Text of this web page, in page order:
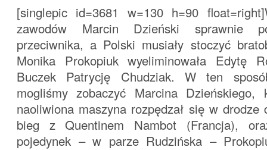
[singlepic id=3681 w=130 h=90
zawodów Marcin Dzieński sprawnie
przeciwnika, a Polski musiały stoczyć
Monika Prokopiuk wyeliminowała Edytę
Buczek Patrycję Chudziak. W ten
mogliśmy zobaczyć Marcina
naoliwiona maszyna rozpędzał się w drodze
bieg z Quentinem Nambot (Francja),
pojedynek – w parze Rudzińska –